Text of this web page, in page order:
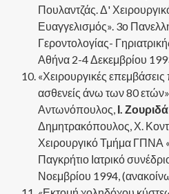
Πουλαντζάς. Δ'
Ευαγγελισμός». 3ο
Γεροντολογίας-
Αθήνα 2-4 Δεκεμβρίου
«Χειρουργικές
ασθενείς άνω των 80
Αντωνόπουλος, Ι.
Δημητρακόπουλος, Χ.
Χειρουργικό Τμήμα ΓΠΝΑ
Παγκρήτιο Ιατρικό
Νοεμβρίου 1994,